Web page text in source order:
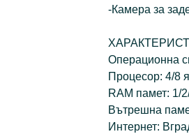
-Камера за
Операционна
Процесор: 4/8
RAM памет: 1/
Вътрешна
Интернет: